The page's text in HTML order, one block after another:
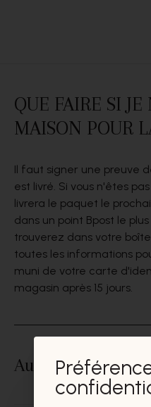
QUE FAIRE SI
MAISON POUR
Il faut signer une preuve
est livré. Si vous n'êtes
livrera le paquet le
dans un point Bpost le
trouverez dans votre
toutes les informations
muni de votre carte
magasin après 15 jours.
Autres questions